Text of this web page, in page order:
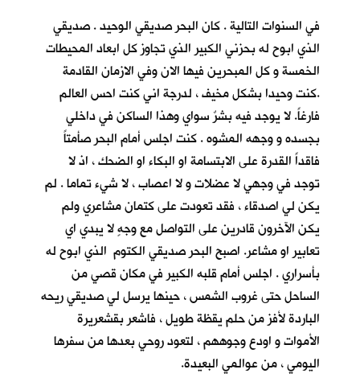
في السنوات التالية . كان البحر صديقي الوحيد . صديقي
الذي ابوح له بحزني الكبير الذي تجاوز كل ابعاد المحيطات
الخمسة و كل المبحرين فيها الان وفي الازمان القادمة
.كنت وحيدا بشكل مخيف ، لدرجة اني كنت احس العالم
فارغاً. لا يوجد فيه بشرٌ سواي وهذا الساكن في داخلي
بجسده و وجهه المشوه . كنت اجلس أمام البحر صأمتاً
فاقداً القدرة على الابتسامة او البكاء او الضحك ، اذ لا
توجد في وجهي لا عضلات و لا اعصاب ، لا شيء تماما . لم
يكن لي اصدقاء ، فقد تعودت على كتمان مشاعري ولم
يكن الآخرون قادرين على التواصل مع وجهٍ لا يبدي اي
تعابير او مشاعر. اصبح البحر صديقي الكتوم الذي ابوح له
بأسراري . اجلس أمام قلبه الكبير في مكان قصي من
الساحل حتى غروب الشمس ، حينها يرسل لي صديقي ريحه
الباردة لأفز من حلم يقظة طويل ، فاشعر بقشعريرة
الأموات و اودع وجوههم ، لتعود روحي بعدها من سفرها
اليومي ، من عوالمي البعيدة.